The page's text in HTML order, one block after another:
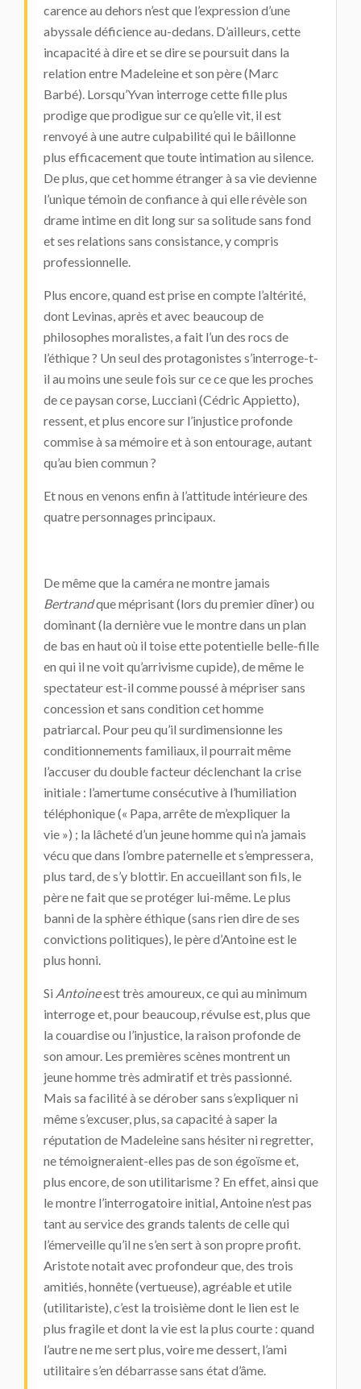
carence au dehors n’est que l’expression d’une
abyssale déficience au-dedans. D’ailleurs, cette
incapacité à dire et se dire se poursuit dans la
relation entre Madeleine et son père (Marc
Barbé). Lorsqu’Yvan interroge cette fille plus
prodige que prodigue sur ce qu’elle vit, il est
renvoyé à une autre culpabilité qui le bâillonne
plus efficacement que toute intimation au silence.
De plus, que cet homme étranger à sa vie devienne
l’unique témoin de confiance à qui elle révèle son
drame intime en dit long sur sa solitude sans fond
et ses relations sans consistance, y compris
professionnelle.
Plus encore, quand est prise en compte l’altérité,
dont Levinas, après et avec beaucoup de
philosophes moralistes, a fait l’un des rocs de
l’éthique ? Un seul des protagonistes s’interroge-t-
il au moins une seule fois sur ce ce que les proches
de ce paysan corse, Lucciani (Cédric Appietto),
ressent, et plus encore sur l’injustice profonde
commise à sa mémoire et à son entourage, autant
qu’au bien commun ?
Et nous en venons enfin à l’attitude intérieure des
quatre personnages principaux.
De même que la caméra ne montre jamais
Bertrandque méprisant (lors du premier dîner) ou
dominant (la dernière vue le montre dans un plan
de bas en haut où il toise ette potentielle belle-fille
en qui il ne voit qu’arrivisme cupide), de même le
spectateur est-il comme poussé à mépriser sans
concession et sans condition cet homme
patriarcal. Pour peu qu’il surdimensionne les
conditionnements familiaux, il pourrait même
l’accuser du double facteur déclenchant la crise
initiale : l’amertume consécutive à l’humiliation
téléphonique (« Papa, arrête de m’expliquer la
vie ») ; la lâcheté d’un jeune homme qui n’a jamais
vécu que dans l’ombre paternelle et s’empressera,
plus tard, de s’y blottir. En accueillant son fils, le
père ne fait que se protéger lui-même. Le plus
banni de la sphère éthique (sans rien dire de ses
convictions politiques), le père d’Antoine est le
plus honni.
Si Antoineest très amoureux, ce qui au minimum
interroge et, pour beaucoup, révulse est, plus que
la couardise ou l’injustice, la raison profonde de
son amour. Les premières scènes montrent un
jeune homme très admiratif et très passionné.
Mais sa facilité à se dérober sans s’expliquer ni
même s’excuser, plus, sa capacité à saper la
réputation de Madeleine sans hésiter ni regretter,
ne témoigneraient-elles pas de son égoïsme et,
plus encore, de son utilitarisme ? En effet, ainsi que
le montre l’interrogatoire initial, Antoine n’est pas
tant au service des grands talents de celle qui
l’émerveille qu’il ne s’en sert à son propre profit.
Aristote notait avec profondeur que, des trois
amitiés, honnête (vertueuse), agréable et utile
(utilitariste), c’est la troisième dont le lien est le
plus fragile et dont la vie est la plus courte : quand
l’autre ne me sert plus, voire me dessert, l’ami
utilitaire s’en débarrasse sans état d’âme.